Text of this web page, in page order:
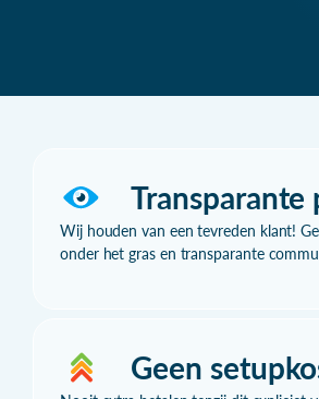
Transparante
Wij houden van een tevreden klant!
onder het gras en transparante
Geen